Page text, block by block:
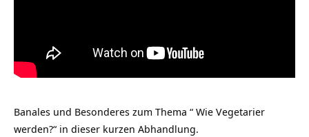
Banales und Besonderes zum Thema “ Wie Vegetarier
werden?“ in dieser kurzen Abhandlung.